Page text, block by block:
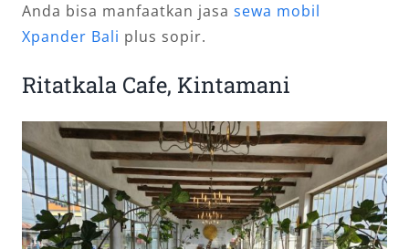
Anda bisa manfaatkan jasa sewa mobil
Xpander Bali plus sopir.
Ritatkala Cafe, Kintamani